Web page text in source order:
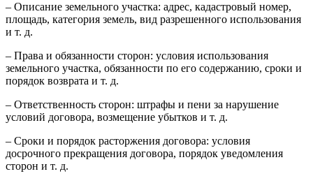
– Описание земельного участка: адрес, кадастровый номер,
площадь, категория земель, вид разрешенного использования
и т. д.
– Права и обязанности сторон: условия использования
земельного участка, обязанности по его содержанию, сроки и
порядок возврата и т. д.
– Ответственность сторон: штрафы и пени за нарушение
условий договора, возмещение убытков и т. д.
– Сроки и порядок расторжения договора: условия
досрочного прекращения договора, порядок уведомления
сторон и т. д.